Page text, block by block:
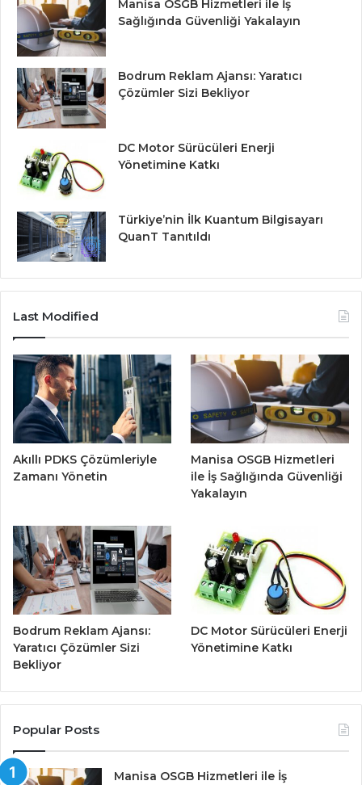
Manisa OSGB Hizmetleri ile İş
Sağlığında Güvenliği Yakalayın
Bodrum Reklam Ajansı: Yaratıcı
Çözümler Sizi Bekliyor
DC Motor Sürücüleri Enerji
Yönetimine Katkı
Türkiye’nin İlk Kuantum Bilgisayarı
QuanT Tanıtıldı
Last Modified
Akıllı PDKS Çözümleriyle
Zamanı Yönetin
Manisa OSGB Hizmetleri
ile İş Sağlığında Güvenliği
Yakalayın
Bodrum Reklam Ajansı:
Yaratıcı Çözümler Sizi
Bekliyor
DC Motor Sürücüleri Enerji
Yönetimine Katkı
Popular Posts
Manisa OSGB Hizmetleri ile İş